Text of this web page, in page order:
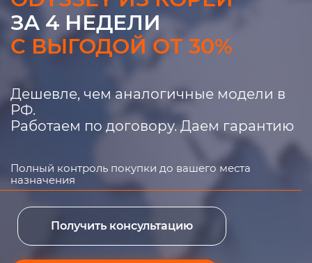
ЗА 4 НЕДЕЛИ
С ВЫГОДОЙ ОТ 30%
Дешевле, чем аналогичные модели в
РФ.
Работаем по договору. Даем гарантию
Полный контроль покупки до вашего места
назначения
Получить консультацию